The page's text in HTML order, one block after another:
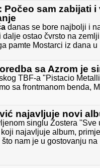
Počeo sam zabijati i
danas se bore najbolji i
ostao čvrsto na
pamte Mostarci iz dana
sa Azrom je
TBF-a "Pistacio
sa frontmanom benda,
najavljuje novi
singlu Zostera
najavljuje album,
što nam je u gostovanju